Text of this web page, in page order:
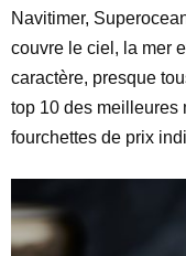
Navitimer,
couvre le ciel, la mer
caractère, presque
top 10 des meilleures
fourchettes de prix